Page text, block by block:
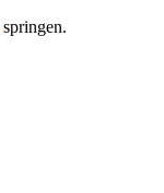
springen.